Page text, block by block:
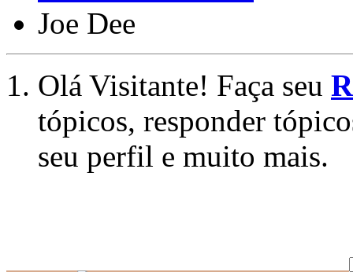
Joe Dee
Olá Visitante! Faça seu
tópicos, responder
seu perfil e muito mais.